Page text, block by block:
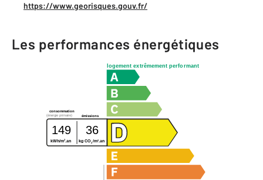
https://www.georisques.gouv.fr/
Les performances énergétiques
logement extrêmement performant
consommation
émissions
(énergie primaire)
149 36
kWh/m2.an kg CO2 /m2 .an